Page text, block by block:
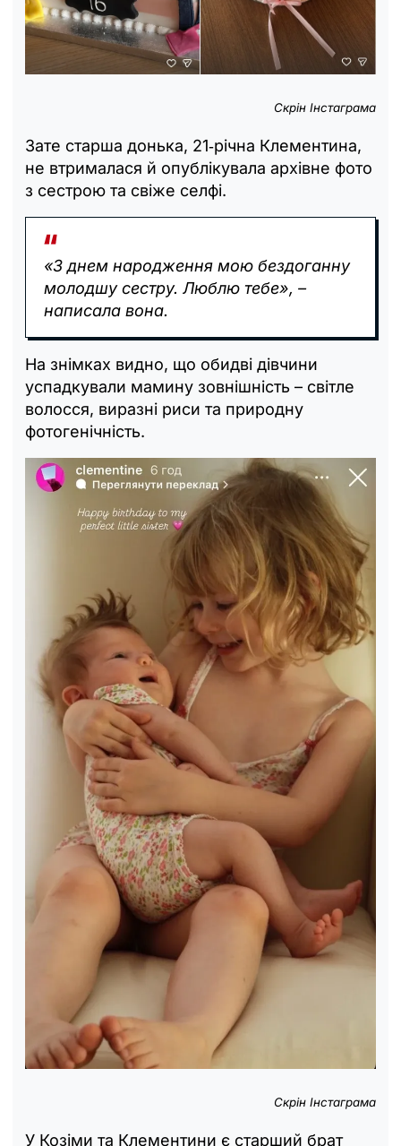
Скрін Інстаграма
Зате старша донька, 21‑річна Клементина,
не втрималася й опублікувала архівне фото
з сестрою та свіже селфі.
«З днем народження мою бездоганну
молодшу сестру. Люблю тебе», –
написала вона.
На знімках видно, що обидві дівчини
успадкували мамину зовнішність – світле
волосся, виразні риси та природну
фотогенічність.
Скрін Інстаграма
У Козіми та Клементини є старший брат